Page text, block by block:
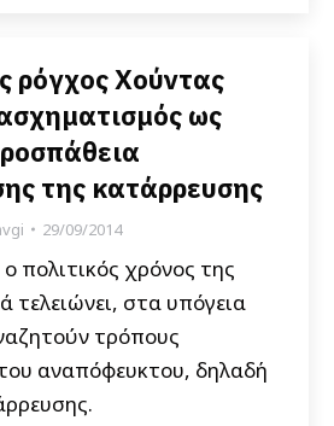
ρόγχος Χούντας
ως
της κατάρρευσης
29/09/2014
πολιτικός χρόνος της
τελειώνει, στα υπόγεια
τρόπους
αναπόφευκτου, δηλαδή